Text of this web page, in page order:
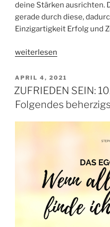
deine Stärken ausrichten.
gerade durch diese,
Einzigartigkeit Erfolg und
„STÄRKEN
Erfolgreich
durch
Einzigartigkeit“
weiterlesen
VERÖFFENTLICHT
AM
APRIL 4, 2021
ZUFRIEDEN SEIN:
Folgendes